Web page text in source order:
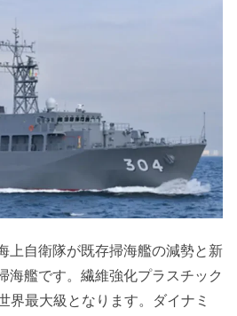
上自衛隊が既存掃海艦の減勢と新
海艦です。繊維強化プラスチック
界最大級となります。ダイナミ